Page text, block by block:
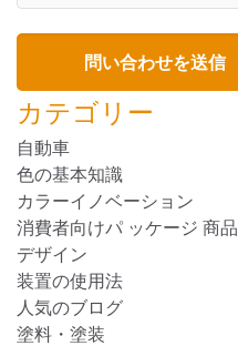
カテゴリー
自動車
色の基本知識
カラーイノベーション
消費者向けパ ッケージ 商品
デザイン
装置の使用法
人気のブログ
塗料・塗装